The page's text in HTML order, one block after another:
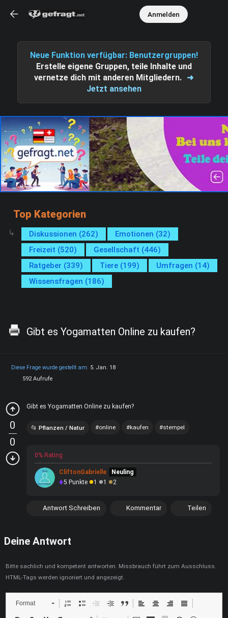
Neue Funktion verfügbar: Benutzergruppen!
Erstelle eigene Gruppen, teile Inhalte und
vernetze dich mit anderen Mitgliedern. ➜
Jetzt ansehen
Anmelden
Top Kategorien
Diskussionen (262)
Emotionen (32)
Freizeit (520)
Gesellschaft (446)
Ratgeber (339)
Tiere (199)
Umfragen (14)
Wissensfragen (186)
Gibt es Yogamatten Online zu kaufen?
Diese Frage wurde gestellt am: 5. Jan. 18
592 Aufrufe
0
0
Gibt es Yogamatten Online zu kaufen?
Pflanzen / Natur online kaufen stempel
0% Rating
CliftonGabrielle
Neuling
5 Punkte 1 1 2
Antwort Schreiben Kommentar Teilen
Deine Antwort
Bitte sachlich und kompetent antworten. Missbrauch führt zum Ausschluss.
HTML-Tags werden ignoriert und angezeigt.
Format